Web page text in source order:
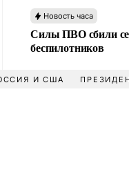
Новость часа
Силы ПВО сбили
беспилотников
И США